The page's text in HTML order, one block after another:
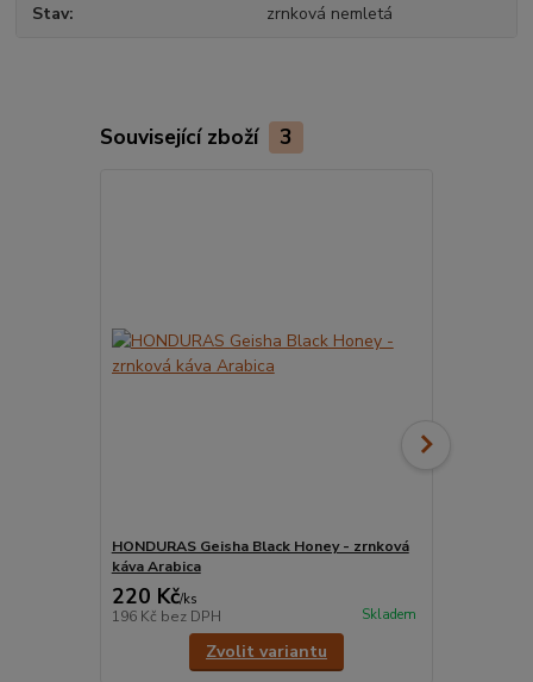
Stav zrnková nemletá
Související zboží 3
HONDURAS Geisha Black Honey - zrnková
káva Arabica
220 Kč/ks
196 Kč bez DPH Skladem
Zvolit variantu